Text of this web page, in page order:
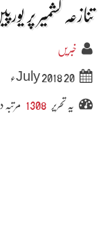
تنازعہ کشمیر پر
خبریں
20 July 2018ء
یہ تحریر 1308 مرتبہ